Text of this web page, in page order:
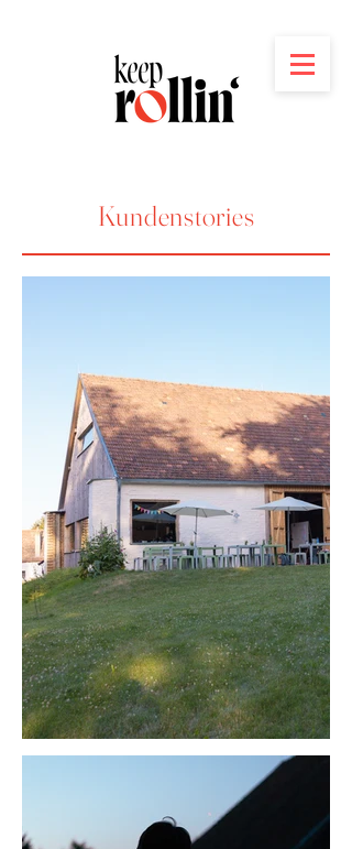
Kundenstories